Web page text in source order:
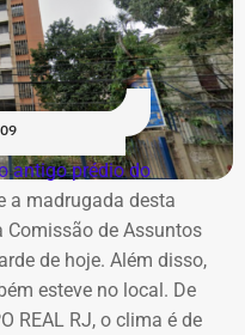
a ganhar força. A
km/h e 70 km/h em
está associado à
que avança pelo
mais quente, com
de 36°C. A previsão
dia, com aumento da
antigo prédio do
a madrugada desta
Comissão de Assuntos
de hoje. Além disso,
esteve no local. De
REAL RJ, o clima é de